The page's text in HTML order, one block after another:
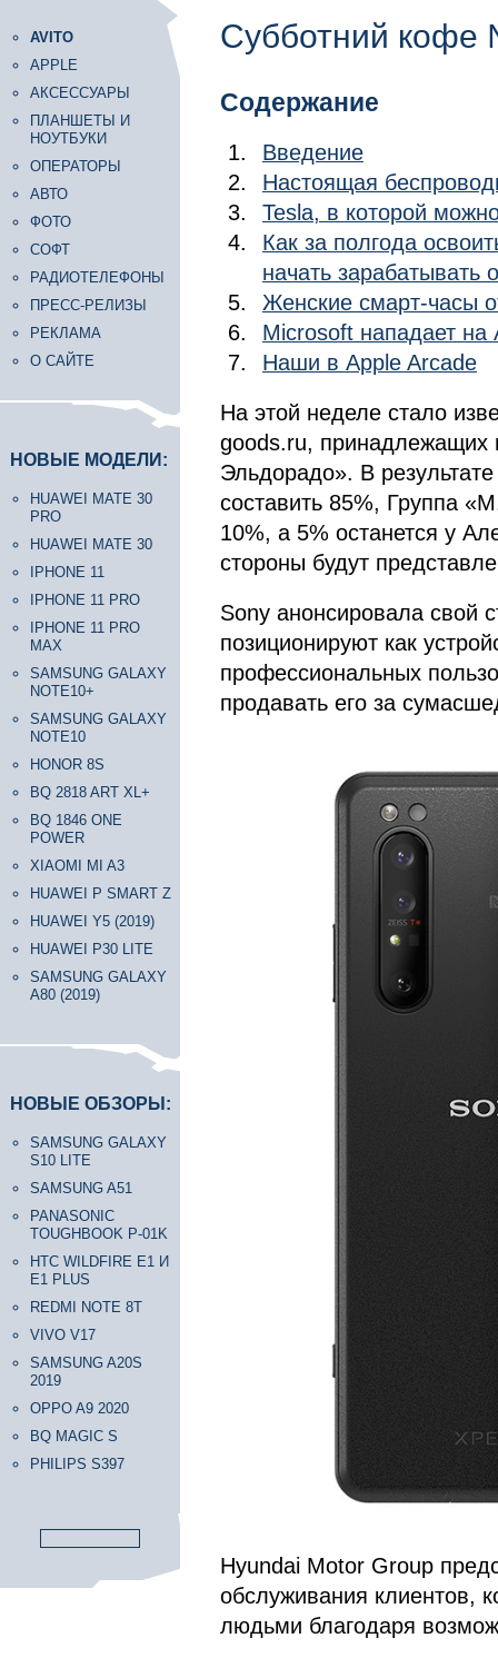
AVITO
APPLE
АКСЕССУАРЫ
ПЛАНШЕТЫ И
НОУТБУКИ
ОПЕРАТОРЫ
АВТО
ФОТО
СОФТ
РАДИОТЕЛЕФОНЫ
ПРЕСС-РЕЛИЗЫ
РЕКЛАМА
О САЙТЕ
НОВЫЕ МОДЕЛИ:
HUAWEI MATE 30
PRO
HUAWEI MATE 30
IPHONE 11
IPHONE 11 PRO
IPHONE 11 PRO
MAX
SAMSUNG GALAXY
NOTE10+
SAMSUNG GALAXY
NOTE10
HONOR 8S
BQ 2818 ART XL+
BQ 1846 ONE
POWER
XIAOMI MI A3
HUAWEI P SMART Z
HUAWEI Y5 (2019)
HUAWEI P30 LITE
SAMSUNG GALAXY
A80 (2019)
НОВЫЕ ОБЗОРЫ:
SAMSUNG GALAXY
S10 LITE
SAMSUNG A51
PANASONIC
TOUGHBOOK P-01K
HTC WILDFIRE E1 И
E1 PLUS
REDMI NOTE 8T
VIVO V17
SAMSUNG A20S
2019
OPPO A9 2020
BQ MAGIC S
PHILIPS S397
Субботний
Содержание
Введение
Настоящая
Tesla, в которой
Как за полгода
начать зарабатывать
Женские смарт-часы
Microsoft нападает на
Наши в Apple Arcade
На этой неделе стало
goods.ru,
Эльдорадо». В
составить 85%, Группа
10%, а 5% останется у
стороны будут
Sony анонсировала свой
позиционируют как
профессиональных
продавать его за
Hyundai Motor Group
обслуживания клиентов,
людьми благодаря